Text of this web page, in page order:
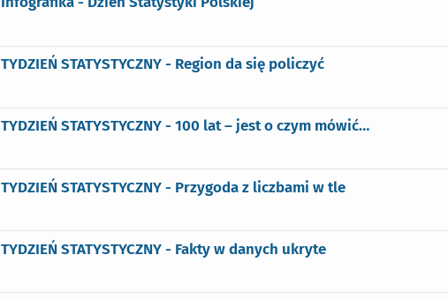
TYDZIEŃ STATYSTYCZNY - Region da się policzyć
TYDZIEŃ STATYSTYCZNY - 100 lat – jest o czym mówić…
TYDZIEŃ STATYSTYCZNY - Przygoda z liczbami w tle
TYDZIEŃ STATYSTYCZNY - Fakty w danych ukryte